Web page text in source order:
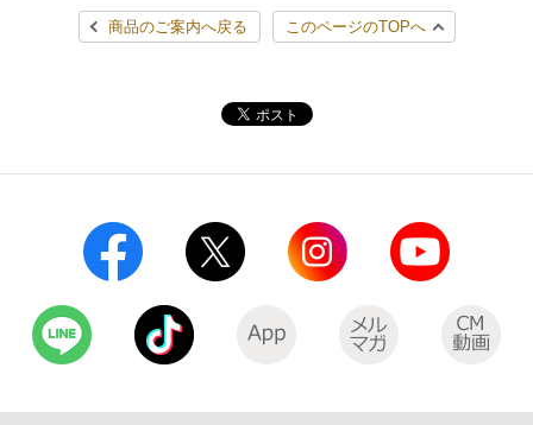
モバイルWi-Fiバッテリーシェアリング（店舗限定）
荷物預かりサービス「ecbocloakエクボクローク」（店舗限定）
セブン‐イレブンの「商品力」
商品のご案内へ戻る このページのTOPへ